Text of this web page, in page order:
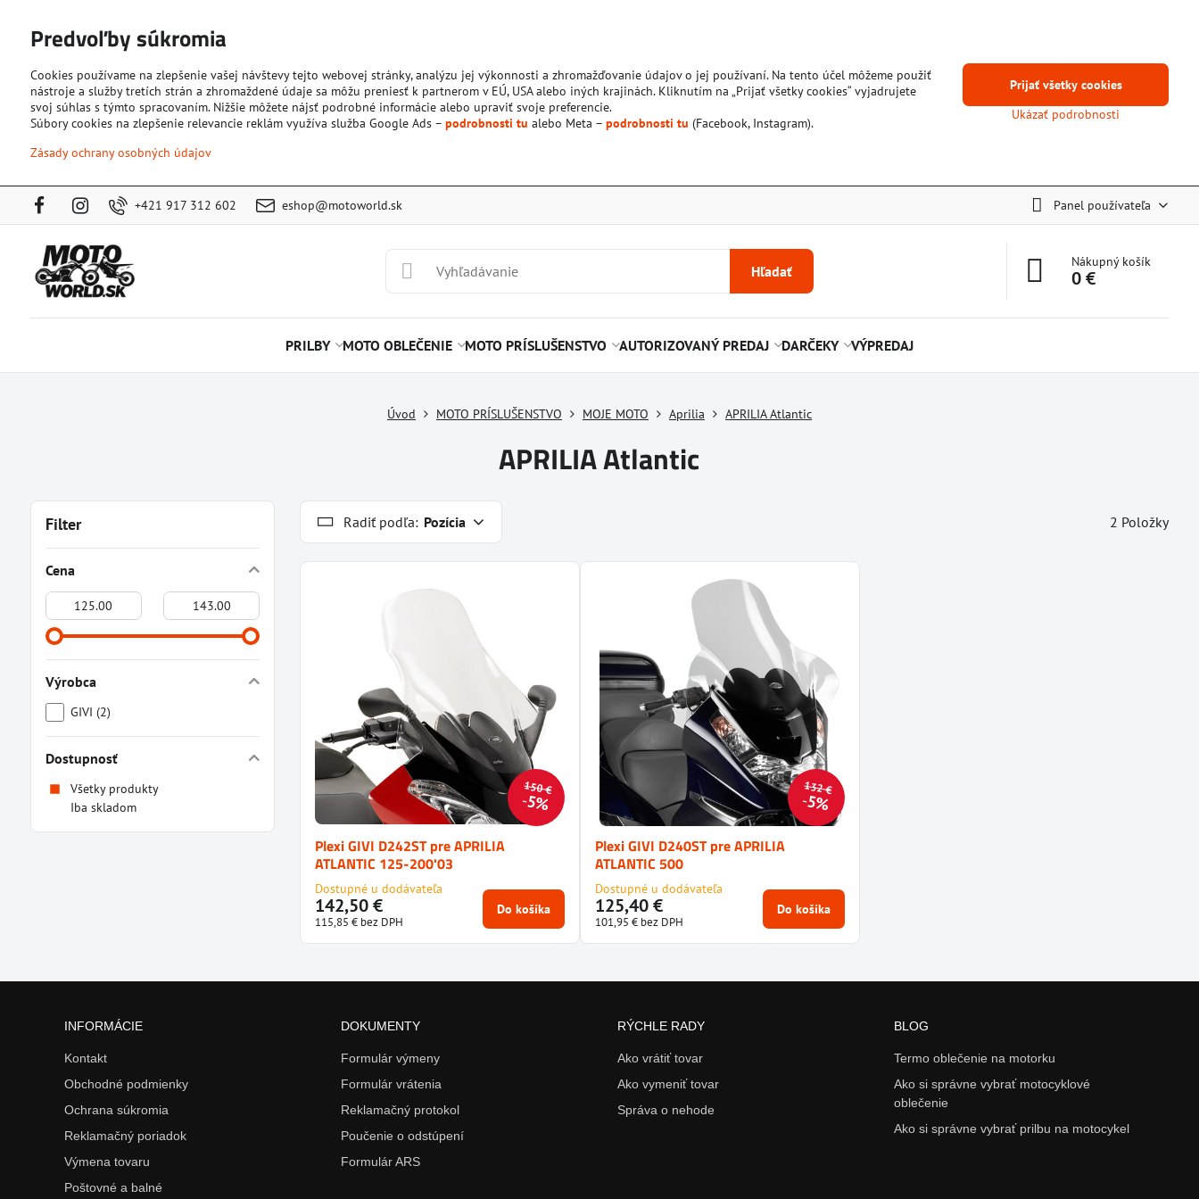
+421 917 312 602 eshop@motoworld.sk Panel používateľa
Hľadať
Nákupný košík
0 €
PRILBY MOTO OBLEČENIE MOTO PRÍSLUŠENSTVO AUTORIZOVANÝ PREDAJ DARČEKY VÝPREDAJ
Úvod MOTO PRÍSLUŠENSTVO MOJE MOTO Aprilia APRILIA Atlantic
APRILIA Atlantic
Radiť podľa: Pozícia 2 Položky
150 €
5%
Plexi GIVI D242ST pre APRILIA
ATLANTIC 125-200'03
Dostupné u dodávateľa
142,50 €
115,85 € bez DPH
Do košíka
132 €
5%
Plexi GIVI D240ST pre APRILIA
ATLANTIC 500
Dostupné u dodávateľa
125,40 €
101,95 € bez DPH
Do košíka
Filter
Cena
Od:
Do:
Výrobca
GIVI (2)
Dostupnosť
Všetky produkty
Iba skladom
INFORMÁCIE
Kontakt
Obchodné podmienky
Ochrana súkromia
Reklamačný poriadok
Výmena tovaru
Poštovné a balné
DOKUMENTY
Formulár výmeny
Formulár vrátenia
Reklamačný protokol
Poučenie o odstúpení
Formulár ARS
RÝCHLE RADY
Ako vrátiť tovar
Ako vymeniť tovar
Správa o nehode
BLOG
Termo oblečenie na motorku
Ako si správne vybrať motocyklové
oblečenie
Ako si správne vybrať prilbu na motocykel
Predvoľby súkromia
Cookies používame na zlepšenie vašej návštevy tejto webovej stránky, analýzu jej výkonnosti a zhromažďovanie údajov o jej používaní. Na tento účel môžeme použiť
nástroje a služby tretích strán a zhromaždené údaje sa môžu preniesť k partnerom v EÚ, USA alebo iných krajinách. Kliknutím na „Prijať všetky cookies“ vyjadrujete
svoj súhlas s týmto spracovaním. Nižšie môžete nájsť podrobné informácie alebo upraviť svoje preferencie.
Súbory cookies na zlepšenie relevancie reklám využíva služba Google Ads – podrobnosti tu alebo Meta – podrobnosti tu (Facebook, Instagram).
Zásady ochrany osobných údajov
Ukázať podrobnosti
Prijať všetky cookies